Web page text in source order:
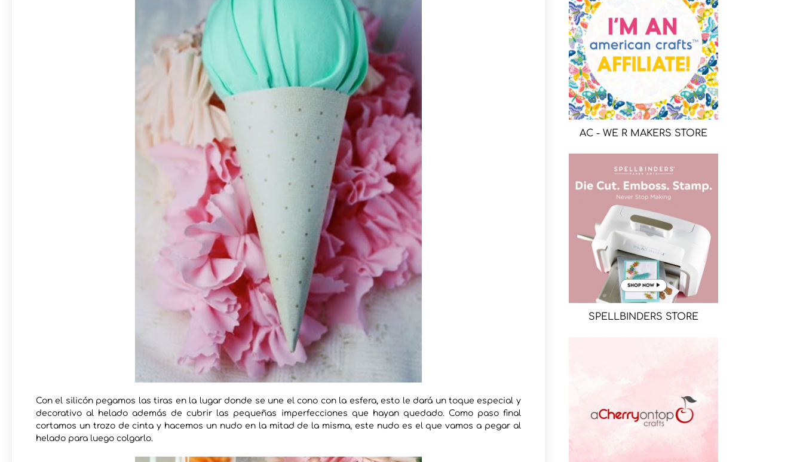
Con el silicón pegamos las tiras en la lugar donde se une el cono con la esfera, esto le dará un toque especial y
decorativo al helado además de cubrir las pequeñas imperfecciones que hayan quedado. Como paso final
cortamos un trozo de cinta y hacemos un nudo en la mitad de la misma, este nudo es el que vamos a pegar al
helado para luego colgarlo.
AC - WE R MAKERS STORE
SPELLBINDERS STORE